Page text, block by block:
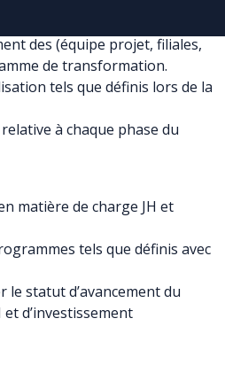
des (équipe projet, filiales,
de transformation.
tels que définis lors de la
à chaque phase du
matière de charge JH et
tels que définis avec
statut d’avancement du
d’investissement